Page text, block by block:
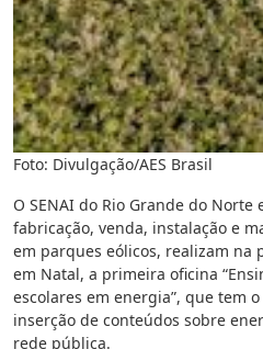
Foto: Divulgação/AES Brasil
O SENAI do Rio Grande do
fabricação, venda, instalação e
em parques eólicos, realizam na
em Natal, a primeira oficina
escolares em energia”, que tem
inserção de conteúdos sobre
rede pública.